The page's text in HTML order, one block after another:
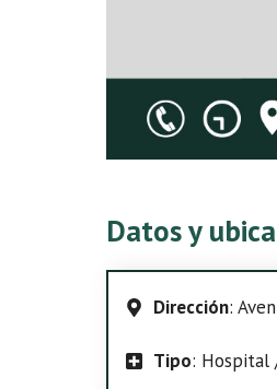
Datos y
Dirección:
Tipo: Hospital